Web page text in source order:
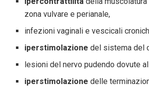
zona vulvare e perianale,
infezioni vaginali e vescicali
iperstimolazione del sistema del
lesioni del nervo pudendo dovute
iperstimolazione delle